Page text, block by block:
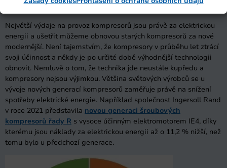
Energeticky úsporné kompresory
Největší výdaje na provoz kompresorů jsou právě za elektrickou
energii a ušetřit můžeme obnovou starých kompresorů za nové
modernější. Není tajemstvím, že kompresory v průběhu let ztrácí
svoji účinnost a někdy je po určité době výhodnější technologii
obnovit. Nemluvě o tom, že technika jde neustále kupředu a
kompresory nejsou výjimkou. Většina světových výrobců se u
vývoje nových generací kompresorů zaměřuje právě na snížení
spotřeby elektrické energie. Například společnost Ingersoll Rand
v roce 2021 představila novou generaci šroubových
kompresorů řady R s vysoce účinným elektromotorem IE4, díky
kterému jsou náklady za elektrickou energii až o 11,2 % nižší, než
tomu bylo u předchozí generace.